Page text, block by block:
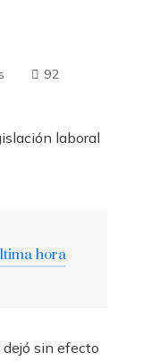
92
hora
dejó sin efecto